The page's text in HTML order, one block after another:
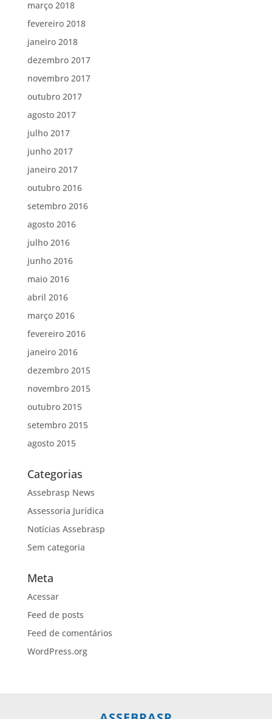
março 2018
fevereiro 2018
janeiro 2018
dezembro 2017
novembro 2017
outubro 2017
agosto 2017
julho 2017
junho 2017
janeiro 2017
outubro 2016
setembro 2016
agosto 2016
julho 2016
junho 2016
maio 2016
abril 2016
março 2016
fevereiro 2016
janeiro 2016
dezembro 2015
novembro 2015
outubro 2015
setembro 2015
agosto 2015
Categorias
Assebrasp News
Assessoria Jurídica
Notícias Assebrasp
Sem categoria
Meta
Acessar
Feed de posts
Feed de comentários
WordPress.org